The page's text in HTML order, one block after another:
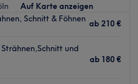
Auf Karte anzeigen
Schnitt & Föhnen
ab 210 €
und
ab 180 €